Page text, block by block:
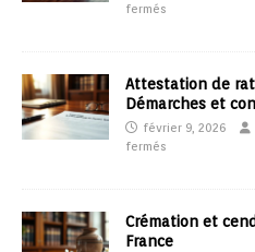
fermés
Attestation de
Démarches et
février 9, 2026
fermés
Crémation et
France